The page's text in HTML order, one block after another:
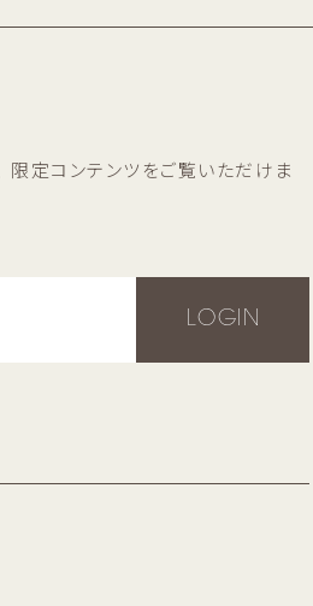
限定コンテンツをご覧いただけま
LOGIN